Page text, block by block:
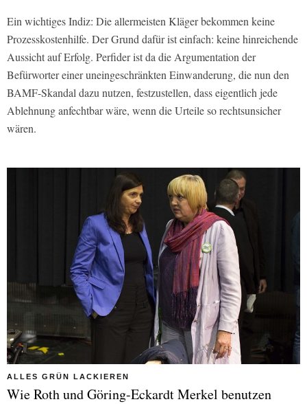
Ein wichtiges Indiz: Die allermeisten Kläger bekommen keine
Prozesskostenhilfe. Der Grund dafür ist einfach: keine hinreichende
Aussicht auf Erfolg. Perfider ist da die Argumentation der
Befürworter einer uneingeschränkten Einwanderung, die nun den
BAMF-Skandal dazu nutzen, festzustellen, dass eigentlich jede
Ablehnung anfechtbar wäre, wenn die Urteile so rechtsunsicher
wären.
ALLES GRÜN LACKIEREN
Wie Roth und Göring-Eckardt Merkel benutzen